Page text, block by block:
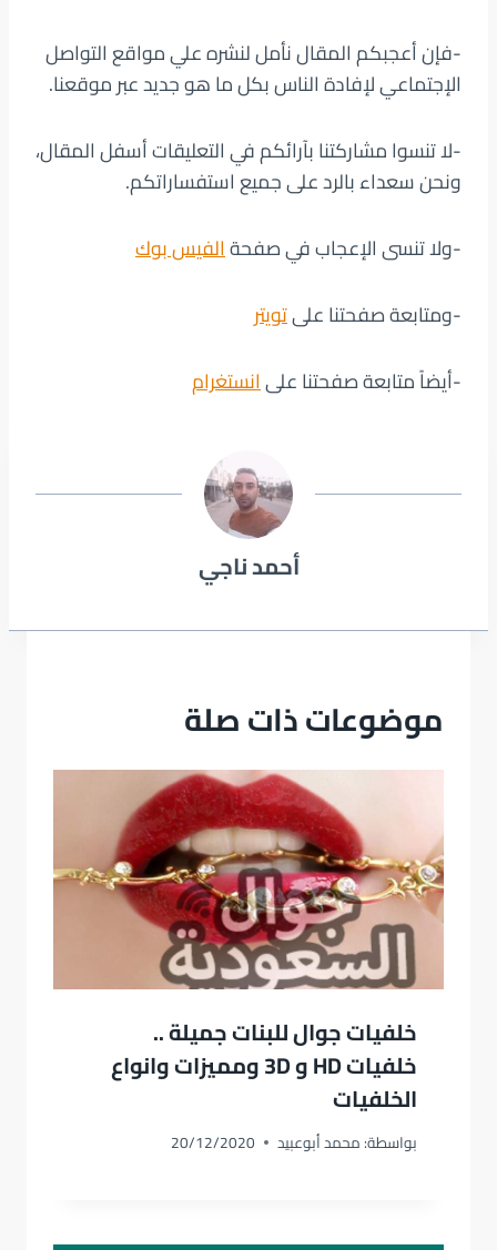
-فإن أعجبكم المقال نأمل لنشره علي مواقع التواصل
الإجتماعي لإفادة الناس بكل ما هو جديد عبر موقعنا.
-لا تنسوا مشاركتنا بآرائكم في التعليقات أسفل المقال،
ونحن سعداء بالرد على جميع استفساراتكم.
-ولا تنسى الإعجاب في صفحةالفيس بوك
-ومتابعة صفحتنا علىتويتر
-أيضاً متابعة صفحتنا علىانستغرام
أحمد ناجي
موضوعات ذات صلة
خلفيات جوال للبنات جميلة ..
خلفيات HD و 3D ومميزات وانواع
الخلفيات
بواسطة:محمد أبوعبيد 20/12/2020